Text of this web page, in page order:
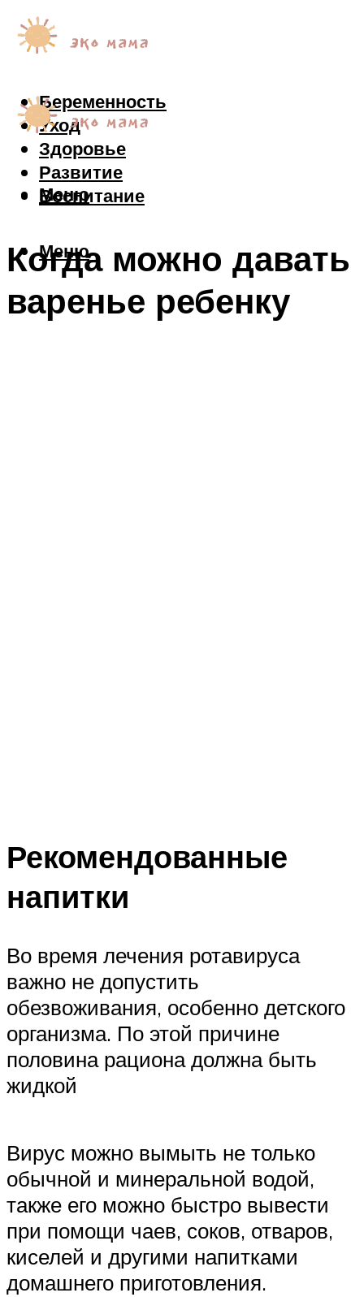
Беременность
Уход
Здоровье
Развитие
Воспитание
Меню
Меню
Когда можно давать
варенье ребенку
Рекомендованные
напитки
Во время лечения ротавируса
важно не допустить
обезвоживания, особенно детского
организма. По этой причине
половина рациона должна быть
жидкой
Вирус можно вымыть не только
обычной и минеральной водой,
также его можно быстро вывести
при помощи чаев, соков, отваров,
киселей и другими напитками
домашнего приготовления.